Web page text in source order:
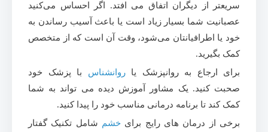
سریعتر از دیگران اتفاق می افتد. اگر احساس می‌کنید
عصبانیت شما بسیار زیاد است یا باعث آسیب رساندن به
خود یا اطرافیانتان می‌شود، وقت آن است که از متخصص
کمک بگیرید.
برای ارجاع به روانپزشک یاروانشناس با پزشک خود
صحبت کنید. یک مشاور آموزش دیده می تواند به شما
کمک کند تا برنامه درمانی مناسب خود را پیدا کنید.
برخی از درمان های رایج برای خشم شامل تکنیک گفتار